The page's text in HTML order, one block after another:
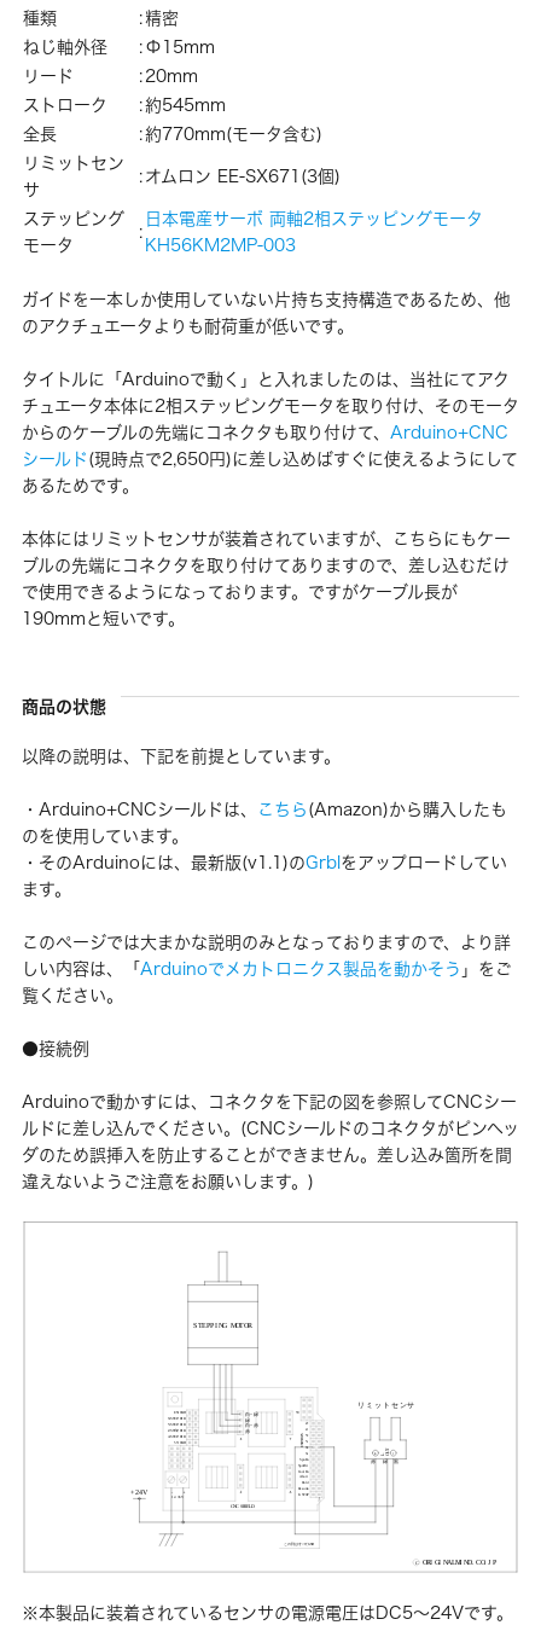
種類 :精密
ねじ軸外径
:Φ15mm
リード
:20mm
ストローク
:約545mm
全長
:約770mm(モータ含む)
リミットセン
サ
:オムロン EE-SX671(3個)
ステッピング
モータ
:
日本電産サーボ 両軸2相ステッピングモータ
KH56KM2MP-003
ガイドを一本しか使用していない片持ち支持構造であるため、他
のアクチュエータよりも耐荷重が低いです。
タイトルに「Arduinoで動く」と入れましたのは、当社にてアク
チュエータ本体に2相ステッピングモータを取り付け、そのモータ
からのケーブルの先端にコネクタも取り付けて、 Arduino+CNC
シールド(現時点で2,650円)に差し込めばすぐに使えるようにして
あるためです。
本体にはリミットセンサが装着されていますが、こちらにもケー
ブルの先端にコネクタを取り付けてありますので、差し込むだけ
で使用できるようになっております。ですがケーブル長が
190mmと短いです。
商品の状態
以降の説明は、下記を前提としています。
・Arduino+CNCシールドは、 こちら(Amazon)から購入したも
のを使用しています。
・そのArduinoには、最新版(v1.1)のGrblをアップロードしてい
ます。
このページでは大まかな説明のみとなっておりますので、より詳
しい内容は、「Arduinoでメカトロニクス製品を動かそう 」をご
覧ください。
●接続例
Arduinoで動かすには、コネクタを下記の図を参照してCNCシー
ルドに差し込んでください。(CNCシールドのコネクタがピンヘッ
ダのため誤挿入を防止することができません。差し込み箇所を間
違えないようご注意をお願いします。)
※本製品に装着されているセンサの電源電圧はDC5〜24Vです。